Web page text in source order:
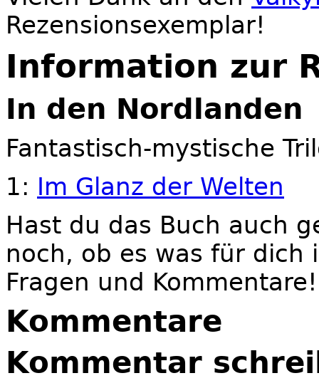
Rezensionsexemplar!
Information zur
In den Nordlanden
Fantastisch-mystische
1: Im Glanz der Welten
Hast du das Buch auch
noch, ob es was für dich
Fragen und
Kommentare
Kommentar